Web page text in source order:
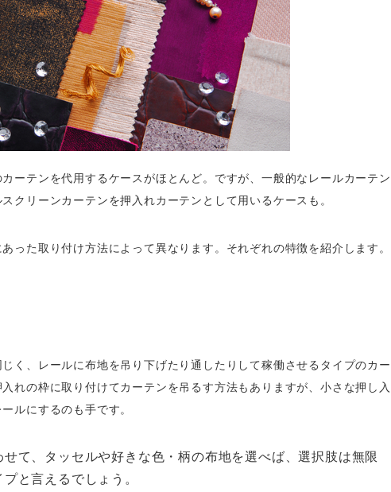
ーテンを代用するケースがほとんど。ですが、一般的なレールカーテン
クリーンカーテンを押入れカーテンとして用いるケースも。
った取り付け方法によって異なります。それぞれの特徴を紹介します。
く、レールに布地を吊り下げたり通したりして稼働させるタイプのカー
れの枠に取り付けてカーテンを吊るす方法もありますが、小さな押し入
ルにするのも手です。
て、タッセルや好きな色・柄の布地を選べば、選択肢は無限
と言えるでしょう。